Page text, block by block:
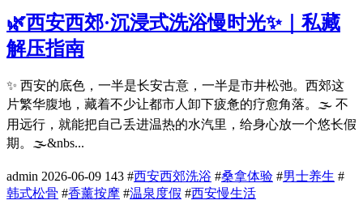
🌿西安西郊·沉浸式洗浴慢时光✨｜私藏
解压指南
✨ 西安的底色，一半是长安古意，一半是市井松弛。西郊这
片繁华腹地，藏着不少让都市人卸下疲惫的疗愈角落。🌫️ 不
用远行，就能把自己丢进温热的水汽里，给身心放一个悠长假
期。🌫️&nbs...
admin 2026-06-09 143 #西安西郊洗浴 #桑拿体验 #男士养生 #
韩式松骨 #香薰按摩 #温泉度假 #西安慢生活